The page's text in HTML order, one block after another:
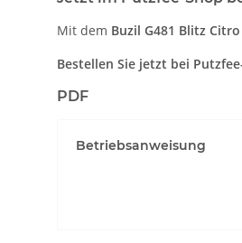
Mit dem Buzil G481 Blitz
Bestellen Sie jetzt bei
PDF
Betriebsanweisung